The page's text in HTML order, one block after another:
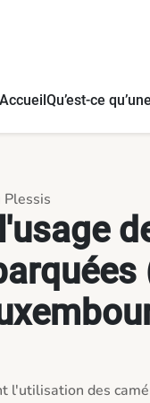
AccueilQu’est-ce
l'utilisation des